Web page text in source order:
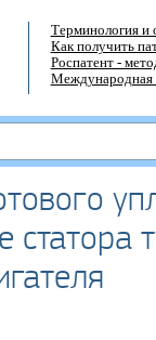
Терминология и
Как получить
Роспатент -
Международная
статора